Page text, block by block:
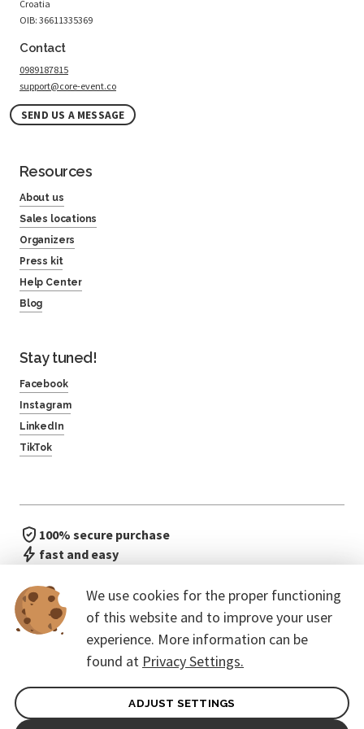
We use cookies for the proper functioning
of this website and to improve your user
experience. More information can be
found at Privacy Settings.
ADJUST SETTINGS
Croatia
OIB: 36611335369
Contact
0989187815
support@core-event.co
SEND US A MESSAGE
Resources
About us
Sales locations
Organizers
Press kit
Help Center
Blog
Stay tuned!
Facebook
Instagram
LinkedIn
TikTok
100% secure purchase
fast and easy
General terms of contract for Customers
Protection of personal data